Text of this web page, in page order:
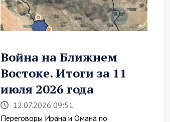
Война на Ближнем
Востоке. Итоги за 11
июля 2026 года
12.07.2026 09:51
Переговоры Ирана и Омана по